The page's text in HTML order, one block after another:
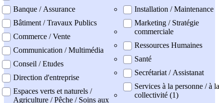
Banque / Assurance
Bâtiment / Travaux Publics
Commerce / Vente
Communication / Multimédia
Conseil / Etudes
Direction d'entreprise
Espaces verts et naturels /
Agriculture / Pêche / Soins aux
Installation / Maintenance
Marketing / Stratégie
commerciale
Ressources Humaines
Santé
Secrétariat / Assistanat
Services à la personne / à la
collectivité (1)